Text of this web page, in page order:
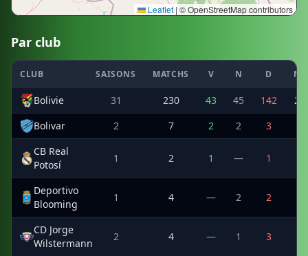
Leaflet | © OpenStreetMap contributors
Par club
CLUB SAISONS MATCHS V N D
Bolivie 31 230 43 45 142
Bolivar
2 7 2 2 3
CB Real
Potosí
1 2 1 — 1
Deportivo
Blooming
1 4 — 2 2
CD Jorge
Wilstermann
2 4 — 1 3